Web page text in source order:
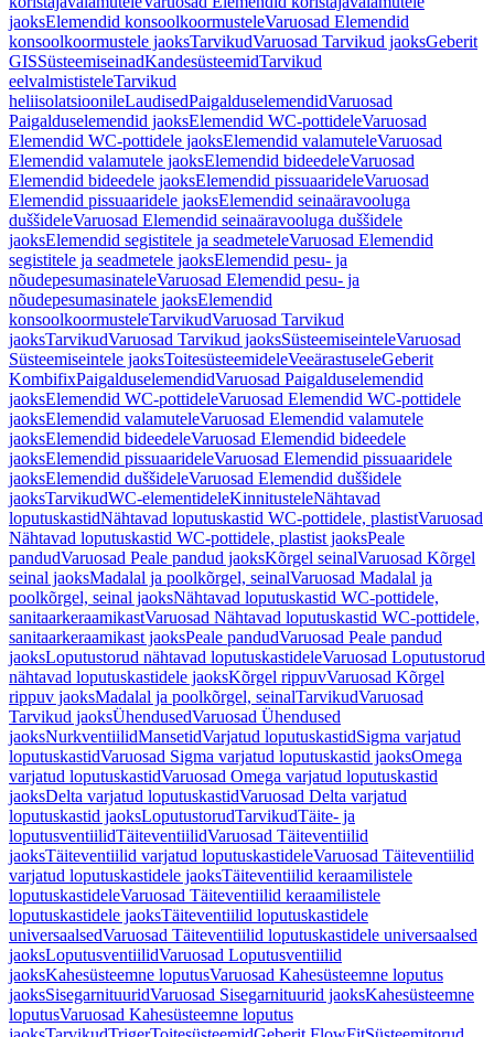
jaoksElemendid konsoolkoormusteleVaruosad Elemendid
konsoolkoormustele jaoksTarvikudVaruosad Tarvikud jaoksGeberit
GISSüsteemiseinadKandesüsteemidTarvikud
eelvalmististeleTarvikud
heliisolatsioonileLaudisedPaigalduselemendidVaruosad
Paigalduselemendid jaoksElemendid WC-pottideleVaruosad
Elemendid WC-pottidele jaoksElemendid valamuteleVaruosad
Elemendid valamutele jaoksElemendid bideedeleVaruosad
Elemendid bideedele jaoksElemendid pissuaarideleVaruosad
Elemendid pissuaaridele jaoksElemendid seinaäravooluga
duššideleVaruosad Elemendid seinaäravooluga duššidele
jaoksElemendid segistitele ja seadmeteleVaruosad Elemendid
segistitele ja seadmetele jaoksElemendid pesu- ja
nõudepesumasinateleVaruosad Elemendid pesu- ja
nõudepesumasinatele jaoksElemendid
konsoolkoormusteleTarvikudVaruosad Tarvikud
jaoksTarvikudVaruosad Tarvikud jaoksSüsteemiseinteleVaruosad
Süsteemiseintele jaoksToitesüsteemideleVeeärastuseleGeberit
KombifixPaigalduselemendidVaruosad Paigalduselemendid
jaoksElemendid WC-pottideleVaruosad Elemendid WC-pottidele
jaoksElemendid valamuteleVaruosad Elemendid valamutele
jaoksElemendid bideedeleVaruosad Elemendid bideedele
jaoksElemendid pissuaarideleVaruosad Elemendid pissuaaridele
jaoksElemendid duššideleVaruosad Elemendid duššidele
jaoksTarvikudWC-elementideleKinnitusteleNähtavad
loputuskastidNähtavad loputuskastid WC-pottidele, plastistVaruosad
Nähtavad loputuskastid WC-pottidele, plastist jaoksPeale
pandudVaruosad Peale pandud jaoksKõrgel seinalVaruosad Kõrgel
seinal jaoksMadalal ja poolkõrgel, seinalVaruosad Madalal ja
poolkõrgel, seinal jaoksNähtavad loputuskastid WC-pottidele,
sanitaarkeraamikastVaruosad Nähtavad loputuskastid WC-pottidele,
sanitaarkeraamikast jaoksPeale pandudVaruosad Peale pandud
jaoksLoputustorud nähtavad loputuskastideleVaruosad Loputustorud
nähtavad loputuskastidele jaoksKõrgel rippuvVaruosad Kõrgel
rippuv jaoksMadalal ja poolkõrgel, seinalTarvikudVaruosad
Tarvikud jaoksÜhendusedVaruosad Ühendused
jaoksNurkventiilidMansetidVarjatud loputuskastidSigma varjatud
loputuskastidVaruosad Sigma varjatud loputuskastid jaoksOmega
varjatud loputuskastidVaruosad Omega varjatud loputuskastid
jaoksDelta varjatud loputuskastidVaruosad Delta varjatud
loputuskastid jaoksLoputustorudTarvikudTäite- ja
loputusventiilidTäiteventiilidVaruosad Täiteventiilid
jaoksTäiteventiilid varjatud loputuskastideleVaruosad Täiteventiilid
varjatud loputuskastidele jaoksTäiteventiilid keraamilistele
loputuskastideleVaruosad Täiteventiilid keraamilistele
loputuskastidele jaoksTäiteventiilid loputuskastidele
universaalsedVaruosad Täiteventiilid loputuskastidele universaalsed
jaoksLoputusventiilidVaruosad Loputusventiilid
jaoksKahesüsteemne loputusVaruosad Kahesüsteemne loputus
jaoksSisegarnituuridVaruosad Sisegarnituurid jaoksKahesüsteemne
loputusVaruosad Kahesüsteemne loputus